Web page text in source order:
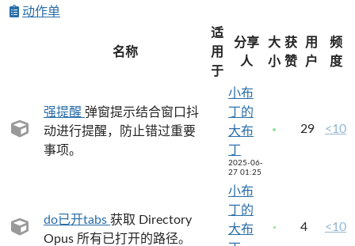
动作单
名称
适
用
于
分享
人
大
小
获
赞
用
户
频
度
强提醒 弹窗提示结合窗口抖
动进行提醒，防止错过重要
事项。
小布
丁的
大布
2025-06-
27 01:25
29 <10
do已开tabs 获取 Directory
Opus 所有已打开的路径。
小布
丁的
大布
4 <10